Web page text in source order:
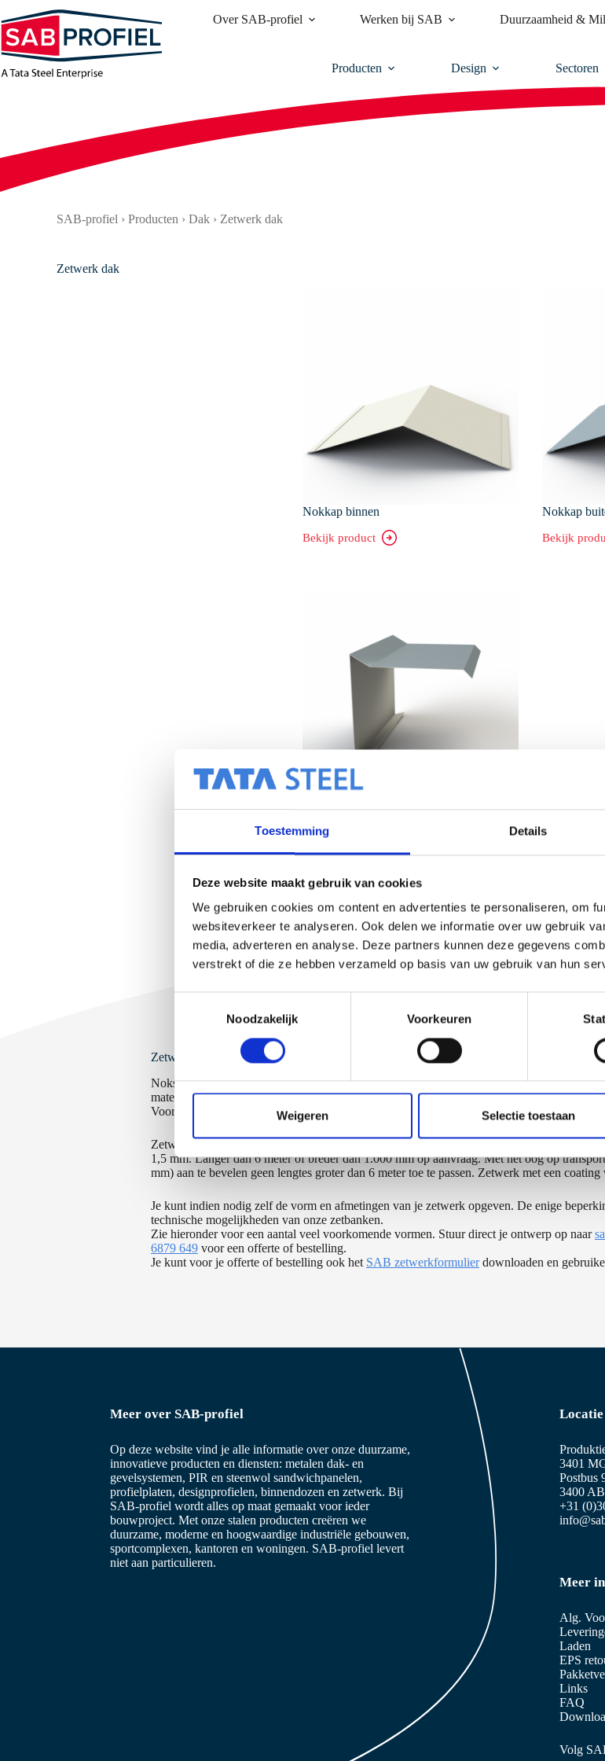
Toestemming Details
Deze website maakt gebruik van cookies
We gebruiken cookies om content en advertenties te personaliseren, om
websiteverkeer te analyseren. Ook delen we informatie over uw gebruik
media, adverteren en analyse. Deze partners kunnen deze gegevens
verstrekt of die ze hebben verzameld op basis van uw gebruik van hun
s
e
m
i
n
s
s
e
l
Noodzakelijk Voorkeuren
Weigeren Selectie toestaan
naar
de
inhoud
Over SAB-profiel Werken bij SAB Duurzaamheid &
Producten Design Sectoren
SAB-profiel › Producten › Dak › Zetwerk dak
Zetwerk dak
Nokkap binnen
Bekijk product
Nokkap
Nokkap
Bekijk
Nokkap
Bekijk product
Zetwerk dak
Nokstukken en windveren/daklijsten voor de perfecte afwerking van dak beschikt SAB-
materiaalvoorraad die we voor al onze producten gebruiken. In tal van diktes, coatings en
Voor lekdorpels, hoekprofielen, U-profielen, Omega of Z-profielen ziezetwerk gevel pagina.
Zetwerk is leverbaar met een maximaal aanbevolen lengte van 6 meter, een maximaal
1,5 mm. Langer dan 6 meter of breder dan 1.000 mm op aanvraag. Met het oog op
mm) aan te bevelen geen lengtes groter dan 6 meter toe te passen. Zetwerk met een
Je kunt indien nodig zelf de vorm en afmetingen van je zetwerk opgeven. De enige
technische mogelijkheden van onze zetbanken.
Zie hieronder voor een aantal veel voorkomende vormen. Stuur direct je ontwerp op naar
6879 649 voor een offerte of bestelling.
Je kunt voor je offerte of bestelling ook het SAB zetwerkformulierdownloaden en
Meer over SAB-profiel
Op deze website vind je alle informatie over onze duurzame,
innovatieve producten en diensten: metalen dak- en
gevelsystemen, PIR en steenwol sandwichpanelen,
profielplaten, designprofielen, binnendozen en zetwerk. Bij
SAB-profiel wordt alles op maat gemaakt voor ieder
bouwproject. Met onze stalen producten creëren we
duurzame, moderne en hoogwaardige industriële gebouwen,
sportcomplexen, kantoren en woningen. SAB-profiel levert
niet aan particulieren.
3401
Postbus
3400 AB
+31
Meer
Alg.
Laden
EPS
Links
FAQ
Volg